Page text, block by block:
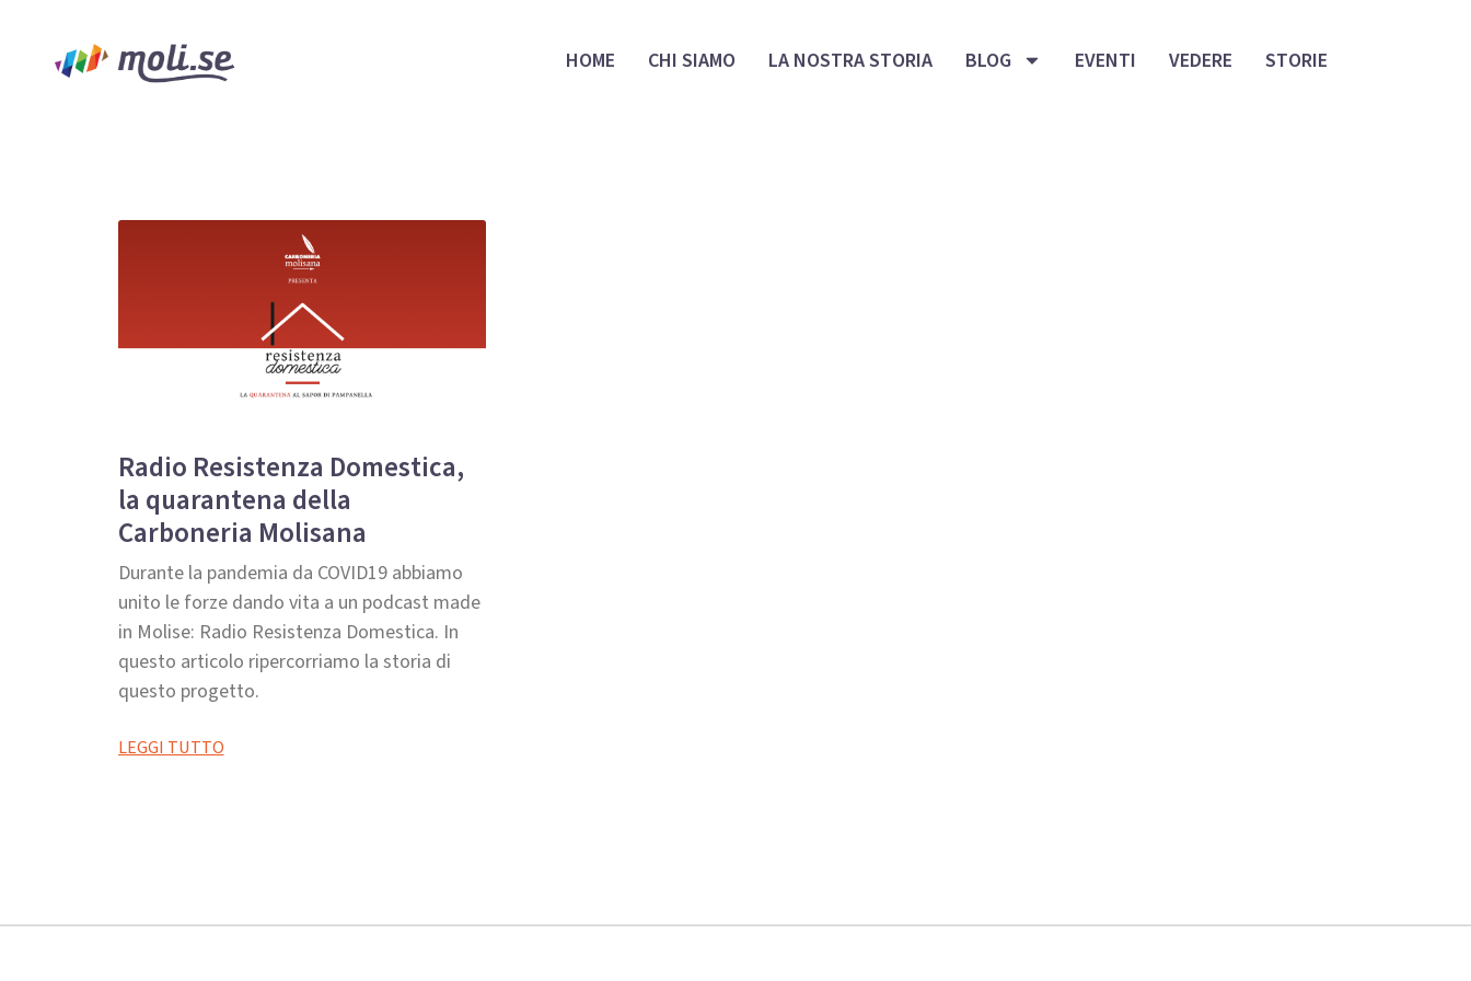
HOME CHI SIAMO LA NOSTRA STORIA BLOG EVENTI VEDERE STORIE
Radio Resistenza Domestica,
la quarantena della
Carboneria Molisana
Durante la pandemia da COVID19 abbiamo
unito le forze dando vita a un podcast made
in Molise: Radio Resistenza Domestica. In
questo articolo ripercorriamo la storia di
questo progetto.
LEGGI TUTTO